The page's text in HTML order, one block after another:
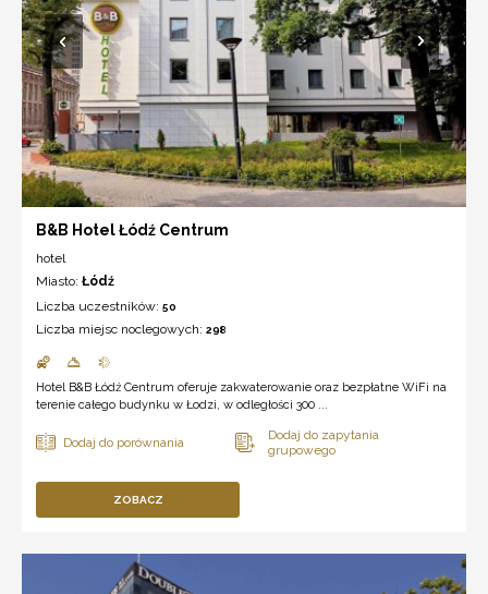
B&B Hotel Łódź Centrum
hotel
Miasto: Łódź
Liczba uczestników: 50
Liczba miejsc noclegowych: 298
Hotel B&B Łódź Centrum oferuje zakwaterowanie oraz bezpłatne WiFi na
terenie całego budynku w Łodzi, w odległości 300 ...
ZOBACZ